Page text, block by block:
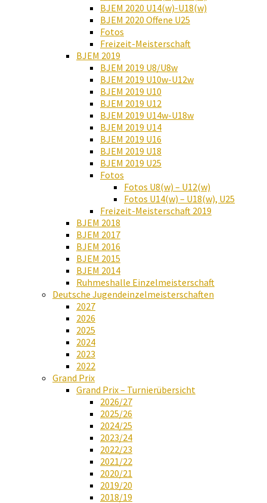
BJEM 2020 U14(w)-U18(w)
BJEM 2020 Offene U25
Fotos
Freizeit-Meisterschaft
BJEM 2019
BJEM 2019 U8/U8w
BJEM 2019 U10w-U12w
BJEM 2019 U10
BJEM 2019 U12
BJEM 2019 U14w-U18w
BJEM 2019 U14
BJEM 2019 U16
BJEM 2019 U18
BJEM 2019 U25
Fotos
Fotos U8(w) – U12(w)
Fotos U14(w) – U18(w), U25
Freizeit-Meisterschaft 2019
BJEM 2018
BJEM 2017
BJEM 2016
BJEM 2015
BJEM 2014
Ruhmeshalle Einzelmeisterschaft
Deutsche Jugendeinzelmeisterschaften
2027
2026
2025
2024
2023
2022
Grand Prix
Grand Prix – Turnierübersicht
2026/27
2025/26
2024/25
2023/24
2022/23
2021/22
2020/21
2019/20
2018/19